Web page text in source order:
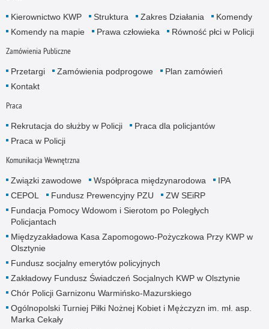
Kierownictwo KWP Struktura Zakres Działania
Komendy
Komendy na mapie
Prawa człowieka Równość płci w Policji
Zamówienia Publiczne
Przetargi Zamówienia podprogowe
Plan zamówień
Kontakt
Praca
Rekrutacja do służby w Policji
Praca dla policjantów
Praca w Policji
Komunikacja Wewnętrzna
Związki zawodowe Współpraca międzynarodowa
IPA
CEPOL
Fundusz Prewencyjny PZU
ZW SEiRP
Fundacja Pomocy Wdowom i Sierotom po Poległych
Policjantach
Międzyzakładowa Kasa Zapomogowo-Pożyczkowa Przy KWP w
Olsztynie
Fundusz socjalny emerytów policyjnych
Zakładowy Fundusz Świadczeń Socjalnych KWP w Olsztynie
Chór Policji Garnizonu Warmińsko-Mazurskiego
Ogólnopolski Turniej Piłki Nożnej Kobiet i Mężczyzn im. mł. asp.
Marka Cekały